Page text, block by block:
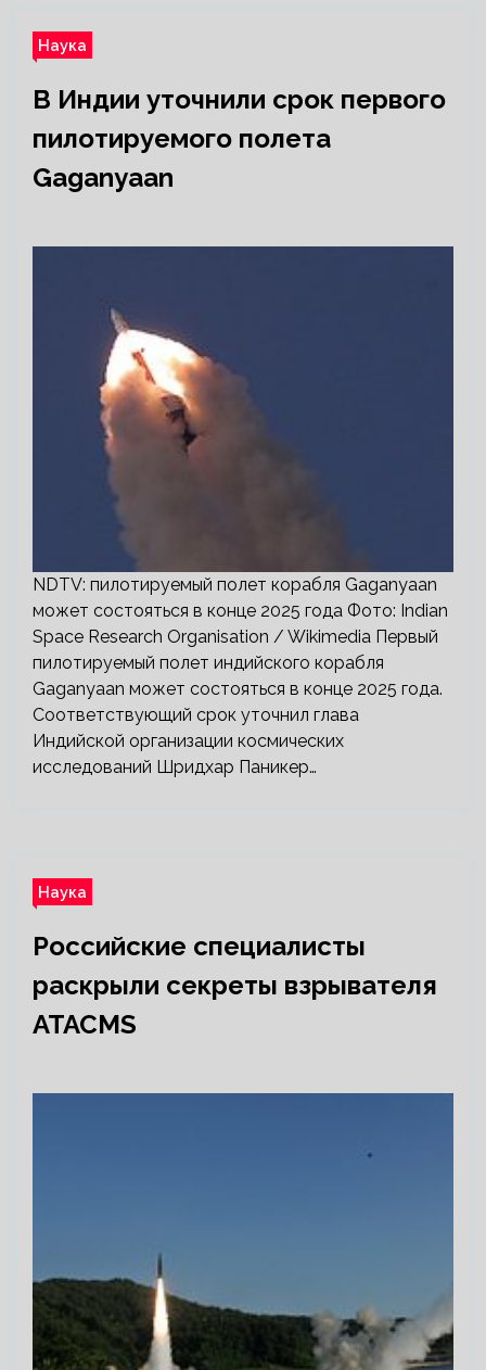
Наука
В Индии уточнили срок первого
пилотируемого полета
Gaganyaan
NDTV: пилотируемый полет корабля Gaganyaan
может состояться в конце 2025 года Фото: Indian
Space Research Organisation / Wikimedia Первый
пилотируемый полет индийского корабля
Gaganyaan может состояться в конце 2025 года.
Соответствующий срок уточнил глава
Индийской организации космических
исследований Шридхар Паникер…
Наука
Российские специалисты
раскрыли секреты взрывателя
ATACMS